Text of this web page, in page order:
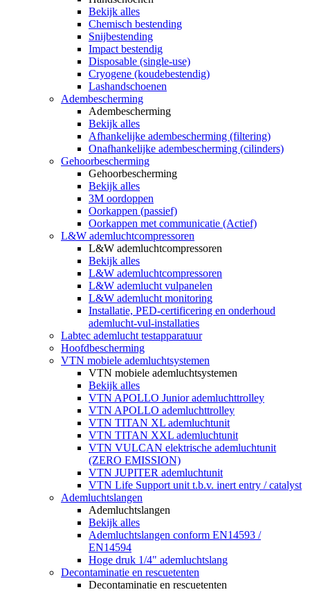
Bekijk alles
Chemisch bestending
Snijbestending
Impact bestendig
Disposable (single-use)
Cryogene (koudebestendig)
Lashandschoenen
Adembescherming
Adembescherming
Bekijk alles
Afhankelijke adembescherming (filtering)
Onafhankelijke adembescherming (cilinders)
Gehoorbescherming
Gehoorbescherming
Bekijk alles
3M oordoppen
Oorkappen (passief)
Oorkappen met communicatie (Actief)
L&W ademluchtcompressoren
L&W ademluchtcompressoren
Bekijk alles
L&W ademluchtcompressoren
L&W ademlucht vulpanelen
L&W ademlucht monitoring
Installatie, PED-certificering en onderhoud
ademlucht-vul-installaties
Labtec ademlucht testapparatuur
Hoofdbescherming
VTN mobiele ademluchtsystemen
VTN mobiele ademluchtsystemen
Bekijk alles
VTN APOLLO Junior ademluchttrolley
VTN APOLLO ademluchttrolley
VTN TITAN XL ademluchtunit
VTN TITAN XXL ademluchtunit
VTN VULCAN elektrische ademluchtunit
(ZERO EMISSION)
VTN JUPITER ademluchtunit
VTN Life Support unit t.b.v. inert entry / catalyst
Ademluchtslangen
Ademluchtslangen
Bekijk alles
Ademluchtslangen conform EN14593 /
EN14594
Hoge druk 1/4" ademluchtslang
Decontaminatie en rescuetenten
Decontaminatie en rescuetenten